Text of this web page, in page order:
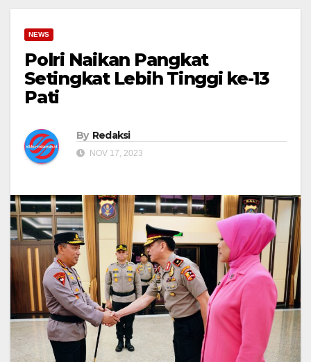
NEWS
Polri Naikan Pangkat
Setingkat Lebih Tinggi ke-13
Pati
By Redaksi
NOV 17, 2023